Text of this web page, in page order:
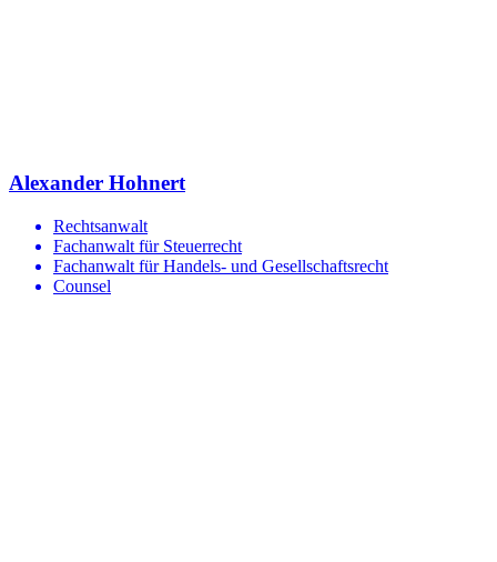
Alexander Hohnert
Rechtsanwalt
Fachanwalt für Steuerrecht
Fachanwalt für Handels- und Gesellschaftsrecht
Counsel